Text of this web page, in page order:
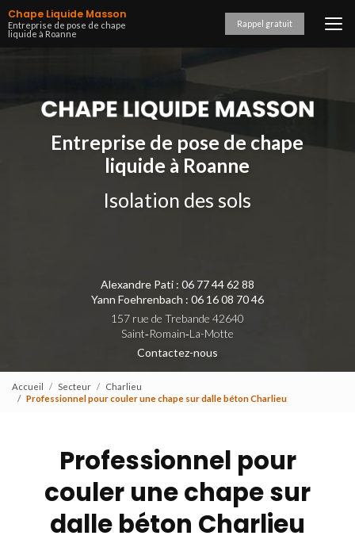
Aller
au
contenu
Chape Liquide Masson
Entreprise de pose de chape
liquide à Roanne
Rappel gratuit
Entreprise de pose de chape
liquide à Roanne
Isolation des sols
Alexandre Pati : 06 77 44 62 88
Yann Foehrenbach : 06 16 08 70 46
157 rue de Trebande 42640
Saint‑Romain‑La-Motte
Contactez-nous
Accueil Secteur
Charlieu
Professionnel pour couler une chape sur dalle béton Charlieu
Professionnel pour
couler une chape sur
dalle béton Charlieu